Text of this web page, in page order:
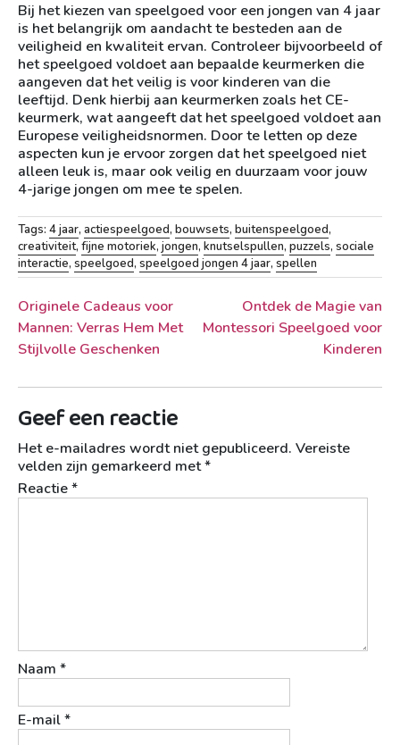
Bij het kiezen van speelgoed voor een jongen van 4 jaar
is het belangrijk om aandacht te besteden aan de
veiligheid en kwaliteit ervan. Controleer bijvoorbeeld of
het speelgoed voldoet aan bepaalde keurmerken die
aangeven dat het veilig is voor kinderen van die
leeftijd. Denk hierbij aan keurmerken zoals het CE-
keurmerk, wat aangeeft dat het speelgoed voldoet aan
Europese veiligheidsnormen. Door te letten op deze
aspecten kun je ervoor zorgen dat het speelgoed niet
alleen leuk is, maar ook veilig en duurzaam voor jouw
4-jarige jongen om mee te spelen.
Tags: 4 jaar, actiespeelgoed, bouwsets, buitenspeelgoed,
creativiteit, fijne motoriek, jongen, knutselspullen, puzzels, sociale
interactie, speelgoed, speelgoed jongen 4 jaar, spellen
Berichtnavigatie
Originele Cadeaus voor
Mannen: Verras Hem Met
Stijlvolle Geschenken
Ontdek de Magie van
Montessori Speelgoed voor
Kinderen
Geef een reactie
Het e-mailadres wordt niet gepubliceerd. Vereiste
velden zijn gemarkeerd met*
Reactie*
Naam *
E-mail*